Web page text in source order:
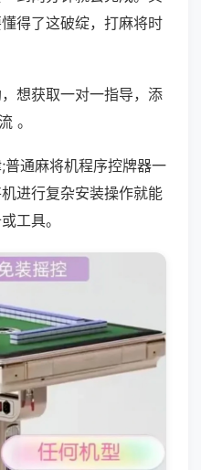
得了这破绽，打麻将时
想获取一对一指导，添
。
通麻将机程序控牌器一
进行复杂安装操作就能
工具。